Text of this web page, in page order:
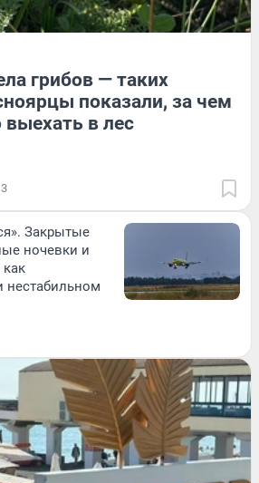
грибов — таких
показали, за чем
в лес
3
Закрытые
ночевки и
как
нестабильном